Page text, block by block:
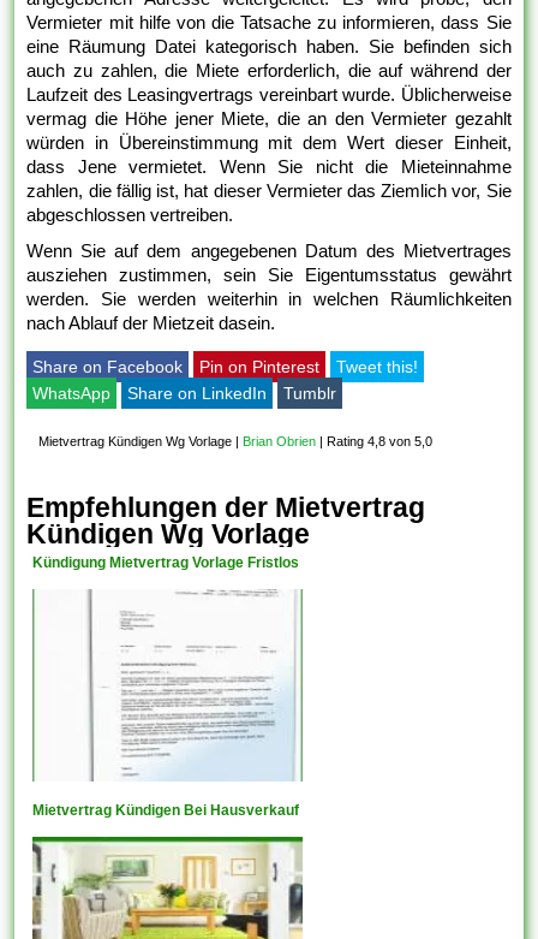
Vermieter mit hilfe von die Tatsache zu informieren, dass Sie
eine Räumung Datei kategorisch haben. Sie befinden sich
auch zu zahlen, die Miete erforderlich, die auf während der
Laufzeit des Leasingvertrags vereinbart wurde. Üblicherweise
vermag die Höhe jener Miete, die an den Vermieter gezahlt
würden in Übereinstimmung mit dem Wert dieser Einheit,
dass Jene vermietet. Wenn Sie nicht die Mieteinnahme
zahlen, die fällig ist, hat dieser Vermieter das Ziemlich vor, Sie
abgeschlossen vertreiben.
Wenn Sie auf dem angegebenen Datum des Mietvertrages
ausziehen zustimmen, sein Sie Eigentumsstatus gewährt
werden. Sie werden weiterhin in welchen Räumlichkeiten
nach Ablauf der Mietzeit dasein.
Share on Facebook Pin on Pinterest
Tweet this!
WhatsApp
Share on LinkedIn Tumblr
Mietvertrag Kündigen Wg Vorlage | Brian Obrien |Rating 4,8 von 5,0
Empfehlungen der Mietvertrag
Kündigen Wg Vorlage
Kündigung Mietvertrag Vorlage Fristlos
Mietvertrag Kündigen Bei Hausverkauf